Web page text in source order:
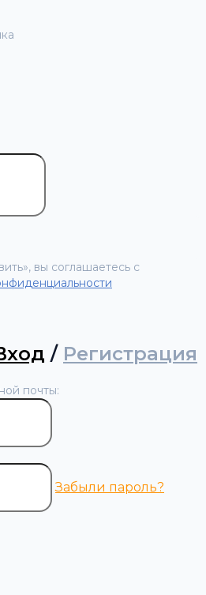
вы соглашаетесь с
/ Регистрация
почты:
Забыли пароль?